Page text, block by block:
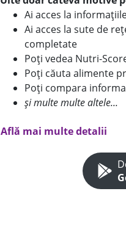
Ai acces la
Ai acces la sute de
completate
Poți vedea Nutri-
Poți căuta alimente
Poți compara
și multe multe altele...
Află mai multe detalii